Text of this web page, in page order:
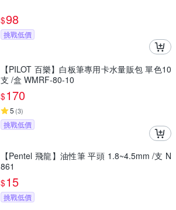
$98
挑戰低價
【PILOT 百樂】白板筆專用卡水量販包 單色10
支 /盒 WMRF-80-10
$170
5 (3)
挑戰低價
【Pentel 飛龍】油性筆 平頭 1.8~4.5mm /支 N
861
$15
挑戰低價